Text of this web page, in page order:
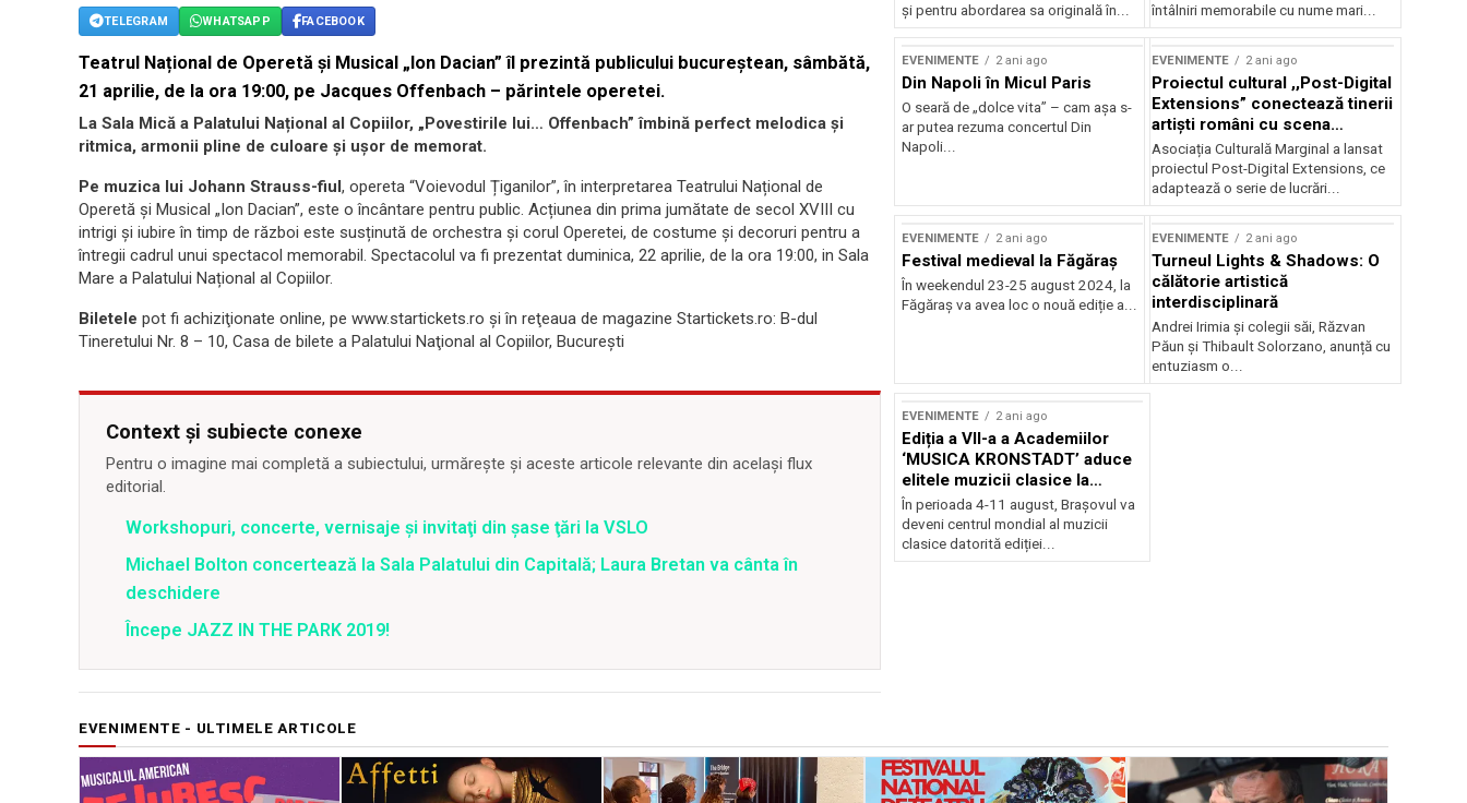
TELEGRAM WHATSAPP FACEBOOK
Teatrul Național de Operetă și Musical „Ion Dacian” îl prezintă publicului bucureștean, sâmbătă,
21 aprilie, de la ora 19:00, pe Jacques Offenbach – părintele operetei.
La Sala Mică a Palatului Național al Copiilor, „Povestirile lui… Offenbach” îmbină perfect melodica și
ritmica, armonii pline de culoare și ușor de memorat.
Pe muzica lui Johann Strauss-fiul, opereta “Voievodul Țiganilor”, în interpretarea Teatrului Național de
Operetă și Musical „Ion Dacian”, este o încântare pentru public. Acțiunea din prima jumătate de secol XVIII cu
intrigi și iubire în timp de război este susținută de orchestra și corul Operetei, de costume și decoruri pentru a
întregii cadrul unui spectacol memorabil. Spectacolul va fi prezentat duminica, 22 aprilie, de la ora 19:00, in Sala
Mare a Palatului Național al Copiilor.
Biletele pot fi achiziţionate online, pe www.startickets.ro și în reţeaua de magazine Startickets.ro: B-dul
Tineretului Nr. 8 – 10, Casa de bilete a Palatului Naţional al Copiilor, Bucureşti
Context și subiecte conexe
Pentru o imagine mai completă a subiectului, urmărește și aceste articole relevante din același flux
editorial.
Workshopuri, concerte, vernisaje şi invitaţi din şase ţări la VSLO
Michael Bolton concertează la Sala Palatului din Capitală; Laura Bretan va cânta în
deschidere
Începe JAZZ IN THE PARK 2019!
și pentru abordarea sa originală în...
întâlniri memorabile cu nume mari...
EVENIMENTE 2 ani ago
Din Napoli în Micul Paris
O seară de „dolce vita” – cam așa s-
ar putea rezuma concertul Din
Napoli...
EVENIMENTE 2 ani ago
Proiectul cultural ,,Post-Digital
Extensions” conectează tinerii
artiști români cu scena
internațională
Asociația Culturală Marginal a lansat
proiectul Post-Digital Extensions, ce
adaptează o serie de lucrări...
EVENIMENTE 2 ani ago
Festival medieval la Făgăraș
În weekendul 23-25 august 2024, la
Făgăraș va avea loc o nouă ediție a...
EVENIMENTE 2 ani ago
Turneul Lights & Shadows: O
călătorie artistică
interdisciplinară
Andrei Irimia și colegii săi, Răzvan
Păun și Thibault Solorzano, anunță cu
entuziasm o...
EVENIMENTE 2 ani ago
Ediția a VII-a a Academiilor
‘MUSICA KRONSTADT’ aduce
elitele muzicii clasice la
Brașov
În perioada 4-11 august, Brașovul va
deveni centrul mondial al muzicii
clasice datorită ediției...
EVENIMENTE - ULTIMELE ARTICOLE